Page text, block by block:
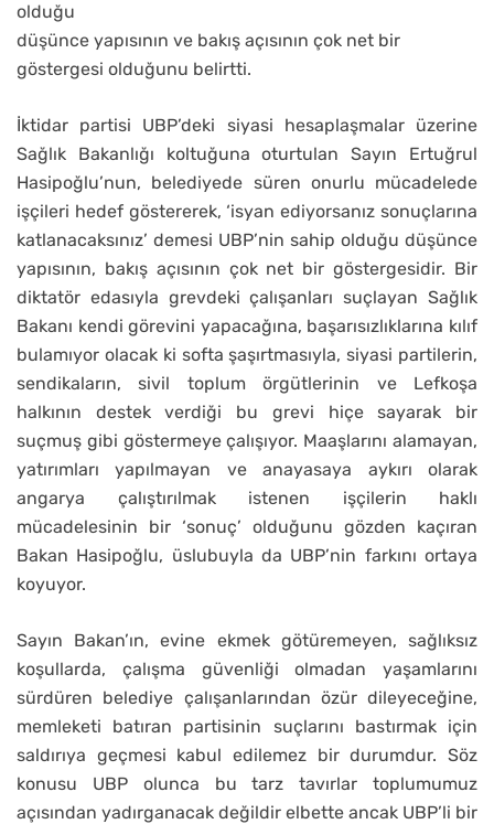
olduğu
düşünce yapısının ve bakış açısının çok net bir
göstergesi olduğunu belirtti.
İktidar partisi UBP’deki siyasi hesaplaşmalar üzerine
Sağlık Bakanlığı koltuğuna oturtulan Sayın Ertuğrul
Hasipoğlu’nun, belediyede süren onurlu mücadelede
işçileri hedef göstererek, ‘isyan ediyorsanız sonuçlarına
katlanacaksınız’ demesi UBP’nin sahip olduğu düşünce
yapısının, bakış açısının çok net bir göstergesidir. Bir
diktatör edasıyla grevdeki çalışanları suçlayan Sağlık
Bakanı kendi görevini yapacağına, başarısızlıklarına kılıf
bulamıyor olacak ki softa şaşırtmasıyla, siyasi partilerin,
sendikaların, sivil toplum örgütlerinin ve Lefkoşa
halkının destek verdiği bu grevi hiçe sayarak bir
suçmuş gibi göstermeye çalışıyor. Maaşlarını alamayan,
yatırımları yapılmayan ve anayasaya aykırı olarak
angarya çalıştırılmak istenen işçilerin haklı
mücadelesinin bir ‘sonuç’ olduğunu gözden kaçıran
Bakan Hasipoğlu, üslubuyla da UBP’nin farkını ortaya
koyuyor.
Sayın Bakan’ın, evine ekmek götüremeyen, sağlıksız
koşullarda, çalışma güvenliği olmadan yaşamlarını
sürdüren belediye çalışanlarından özür dileyeceğine,
memleketi batıran partisinin suçlarını bastırmak için
saldırıya geçmesi kabul edilemez bir durumdur. Söz
konusu UBP olunca bu tarz tavırlar toplumumuz
açısından yadırganacak değildir elbette ancak UBP’li bir